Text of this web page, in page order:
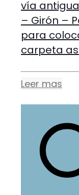
vía
– Girón –
para
carpeta
Leer mas